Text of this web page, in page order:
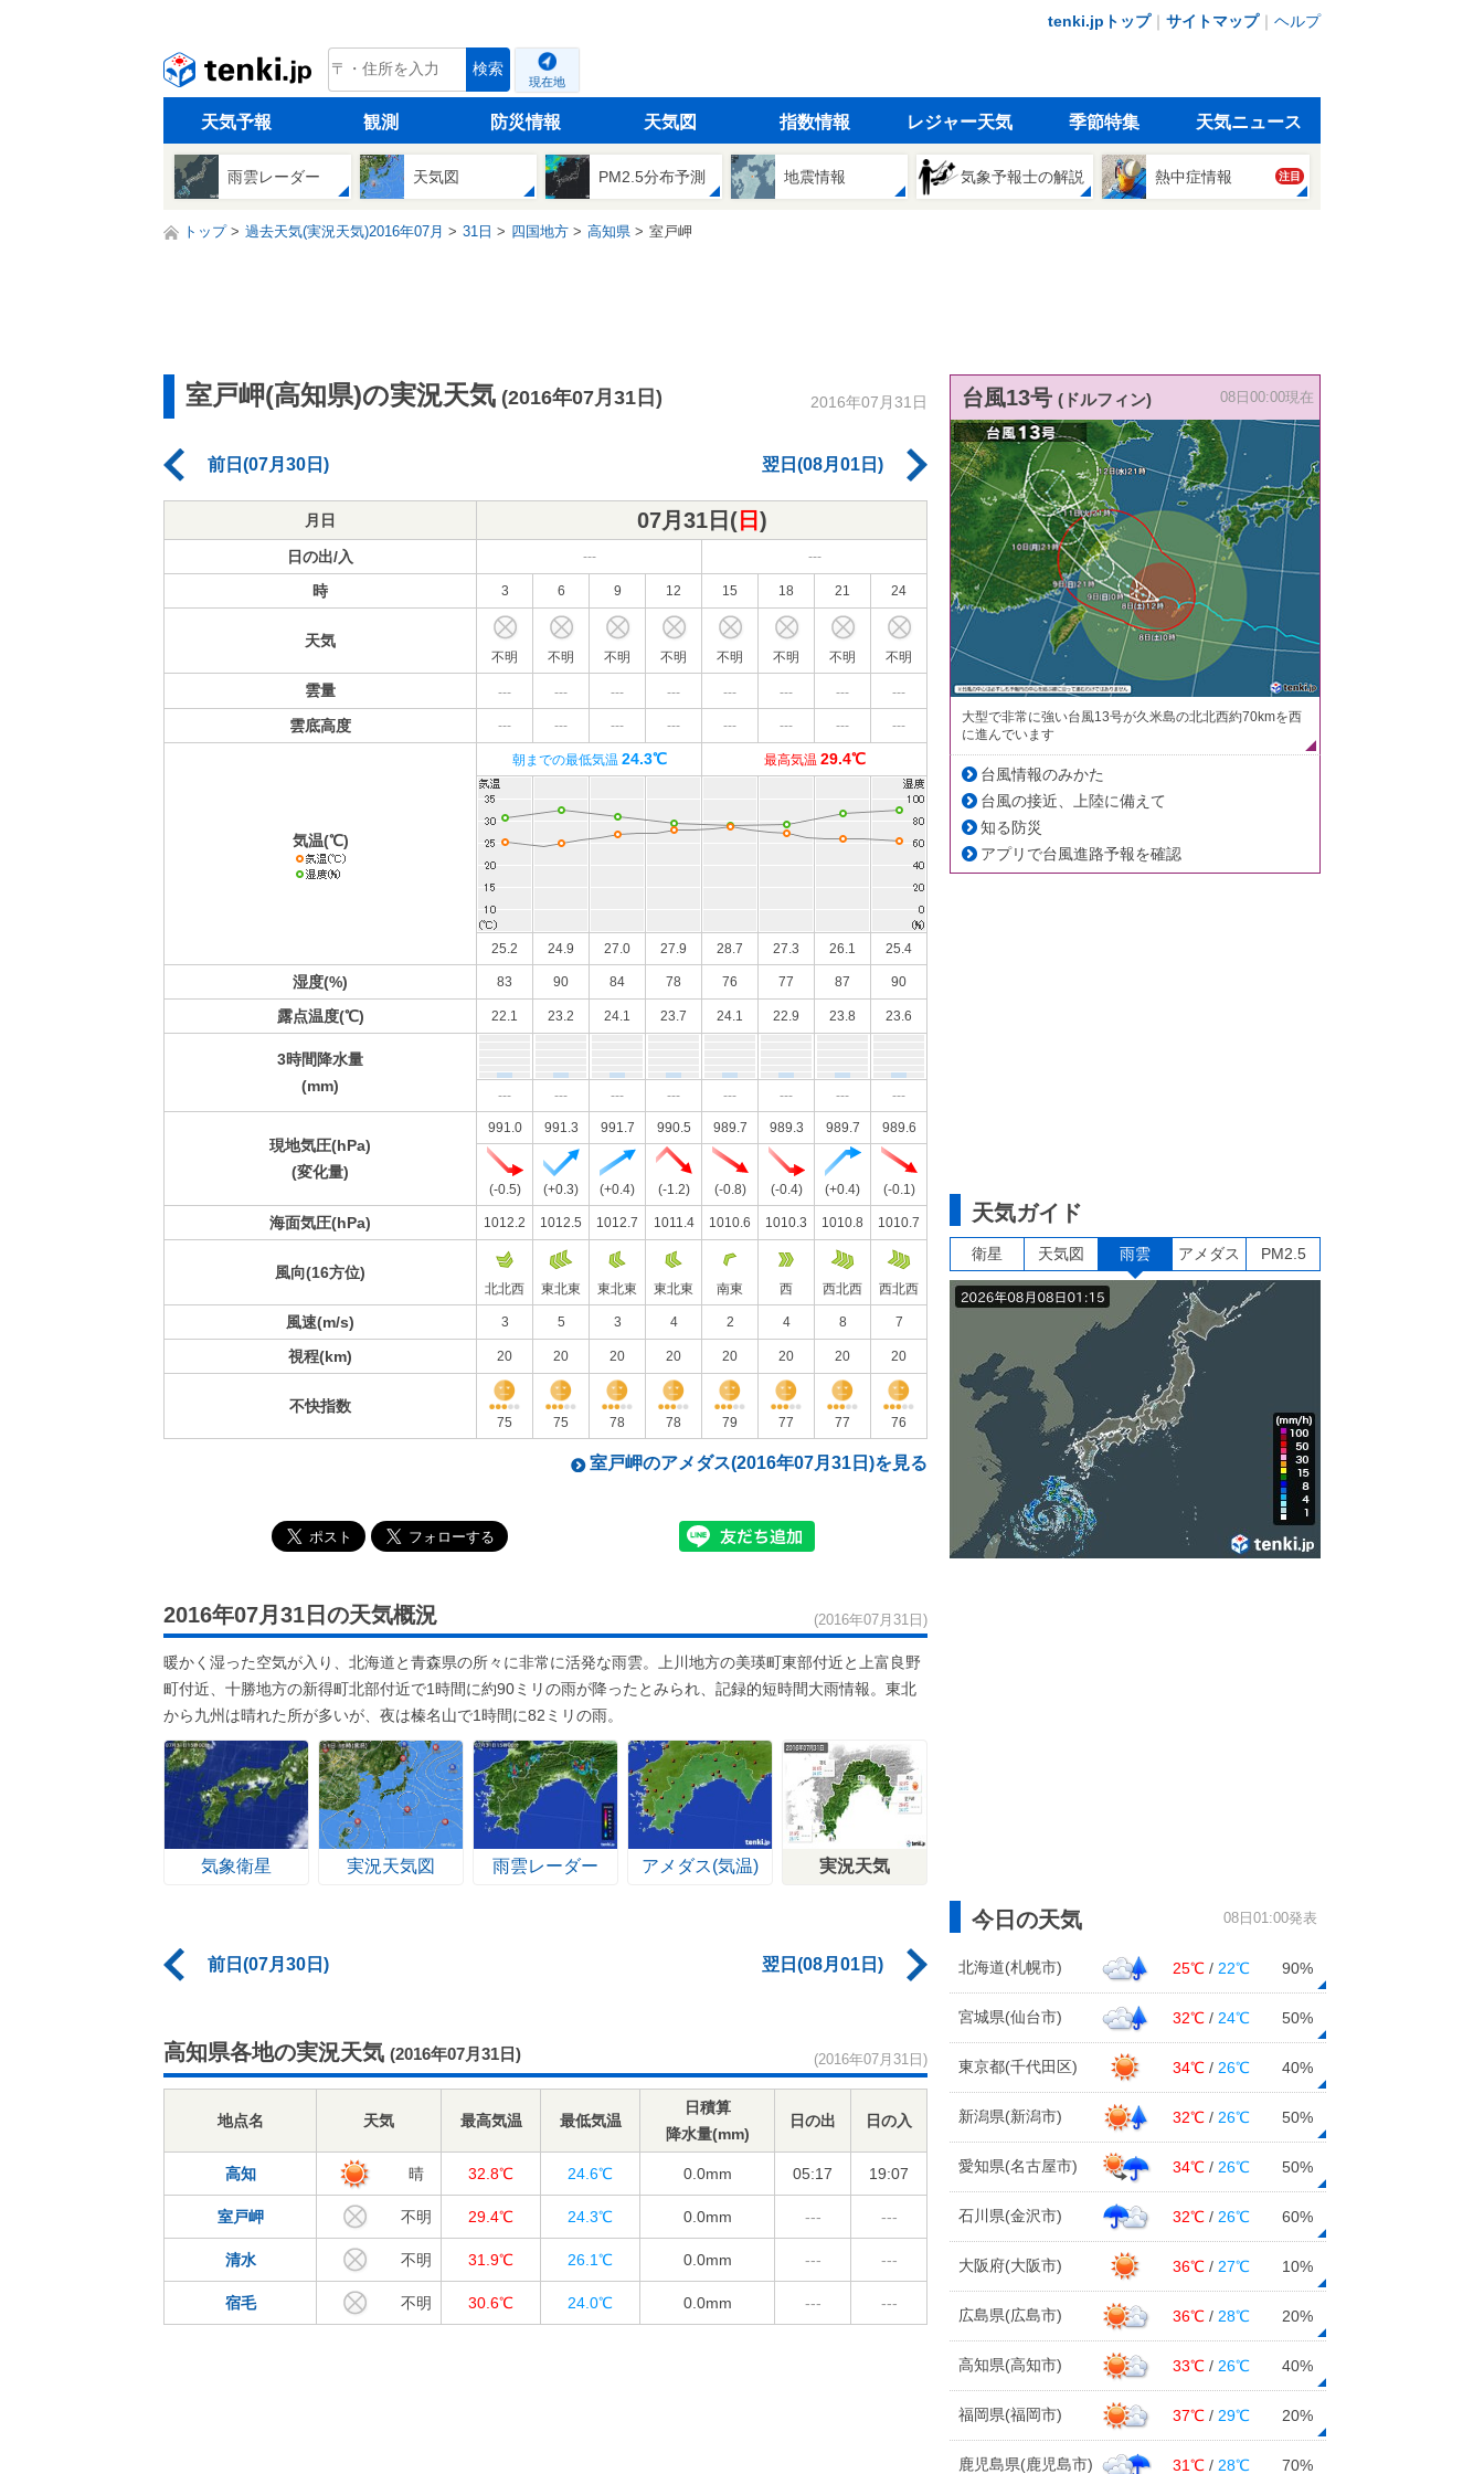
tenki.jpトップ｜ サイトマップ｜ ヘルプ
tenki.jp 検索
現在地
天気予報 観測 防災情報 天気図 指数情報 レジャー天気 季節特集 天気ニュース
雨雲レーダー 天気図 PM2.5分布予測 地震情報 気象予報士の解説 熱中症情報 注目
トップ 過去天気(実況天気)2016年07月 31日 四国地方 高知県 室戸岬
室戸岬(高知県)の実況天気 (2016年07月31日) 2016年07月31日
前日(07月30日) 翌日(08月01日)
月日 07月31日(日 )
日の出/入 --- ---
時 3 6 9 12 15 18 21 24
天気
不明 不明 不明 不明 不明 不明 不明 不明
雲量 --- --- --- --- --- --- --- ---
雲底高度 --- --- --- --- --- --- --- ---
気温(℃)
朝までの最低気温 24.3℃ 最高気温 29.4℃
25.2 24.9 27.0 27.9 28.7 27.3 26.1 25.4
湿度(%) 83 90 84 78 76 77 87 90
露点温度(℃) 22.1 23.2 24.1 23.7 24.1 22.9 23.8 23.6
3時間降水量
(mm)
--- --- --- --- --- --- --- ---
現地気圧(hPa)
(変化量)
991.0 991.3 991.7 990.5 989.7 989.3 989.7 989.6
(-0.5) (+0.3) (+0.4) (-1.2) (-0.8) (-0.4) (+0.4) (-0.1)
海面気圧(hPa) 1012.2 1012.5 1012.7 1011.4 1010.6 1010.3 1010.8 1010.7
風向(16方位)
北北西 東北東 東北東 東北東 南東 西 西北西 西北西
風速(m/s) 3 5 3 4 2 4 8 7
視程(km) 20 20 20 20 20 20 20 20
不快指数
75 75 78 78 79 77 77 76
室戸岬のアメダス(2016年07月31日)を見る
2016年07月31日の天気概況 (2016年07月31日)
暖かく湿った空気が入り、北海道と青森県の所々に非常に活発な雨雲。上川地方の美瑛町東部付近と上富良野
町付近、十勝地方の新得町北部付近で1時間に約90ミリの雨が降ったとみられ、記録的短時間大雨情報。東北
から九州は晴れた所が多いが、夜は榛名山で1時間に82ミリの雨。
気象衛星 実況天気図 雨雲レーダー アメダス(気温) 実況天気
前日(07月30日) 翌日(08月01日)
高知県各地の実況天気 (2016年07月31日) (2016年07月31日)
地点名 天気 最高気温 最低気温
日積算
降水量(mm)
日の出 日の入
高知 晴 32.8℃ 24.6℃ 0.0mm 05:17 19:07
室戸岬 不明 29.4℃ 24.3℃ 0.0mm --- ---
清水 不明 31.9℃ 26.1℃ 0.0mm --- ---
宿毛 不明 30.6℃ 24.0℃ 0.0mm --- ---
台風13号 (ドルフィン) 08日00:00現在
大型で非常に強い台風13号が久米島の北北西約70kmを西
に進んでいます
台風情報のみかた
台風の接近、上陸に備えて
知る防災
アプリで台風進路予報を確認
天気ガイド
衛星 天気図 雨雲 アメダス PM2.5
今日の天気 08日01:00発表
北海道(札幌市) 25℃ / 22℃ 90%
宮城県(仙台市) 32℃ / 24℃ 50%
東京都(千代田区) 34℃ / 26℃ 40%
新潟県(新潟市) 32℃ / 26℃ 50%
愛知県(名古屋市) 34℃ / 26℃ 50%
石川県(金沢市) 32℃ / 26℃ 60%
大阪府(大阪市) 36℃ / 27℃ 10%
広島県(広島市) 36℃ / 28℃ 20%
高知県(高知市) 33℃ / 26℃ 40%
福岡県(福岡市) 37℃ / 29℃ 20%
鹿児島県(鹿児島市) 31℃ / 28℃ 70%